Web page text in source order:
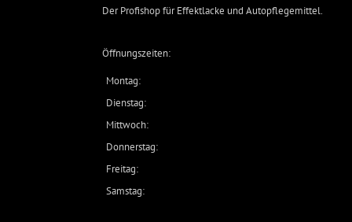
Der Profishop fürEffektlacke und Autopflegemittel.
Öffnungszeiten:
Montag:
Dienstag:
Mittwoch:
Donnerstag:
Freitag:
Samstag: